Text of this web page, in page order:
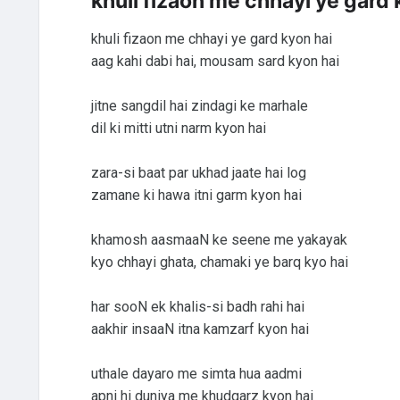
khuli fizaon me chhayi ye gard kyon hai
aag kahi dabi hai, mousam sard kyon hai
jitne sangdil hai zindagi ke marhale
dil ki mitti utni narm kyon hai
zara-si baat par ukhad jaate hai log
zamane ki hawa itni garm kyon hai
khamosh aasmaaN ke seene me yakayak
kyo chhayi ghata, chamaki ye barq kyo hai
har sooN ek khalis-si badh rahi hai
aakhir insaaN itna kamzarf kyon hai
uthale dayaro me simta hua aadmi
apni hi duniya me khudgarz kyon hai